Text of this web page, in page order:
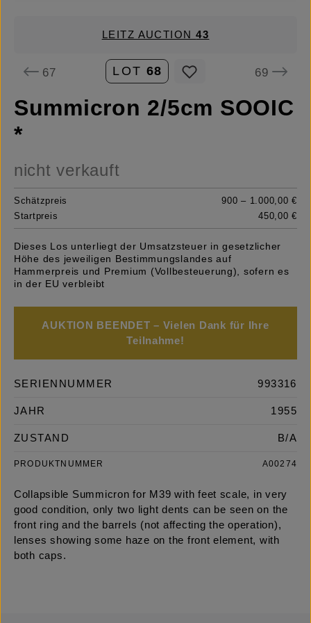
LEITZ AUCTION43
67 LOT 68 69
Summicron 2/5cm SOOIC
*
nicht verkauft
Schätzpreis
900 – 1.000,00 €
Startpreis
450,00 €
Dieses Los unterliegt der Umsatzsteuer in gesetzlicher
Höhe des jeweiligen Bestimmungslandes auf
Hammerpreis und Premium (Vollbesteuerung), sofern es
in der EU verbleibt
AUKTION BEENDET – Vielen Dank für Ihre
Teilnahme!
SERIENNUMMER 993316
JAHR 1955
ZUSTAND B/A
PRODUKTNUMMER A00274
Collapsible Summicron for M39 with feet scale, in very
good condition, only two light dents can be seen on the
front ring and the barrels (not affecting the operation),
lenses showing some haze on the front element, with
both caps.